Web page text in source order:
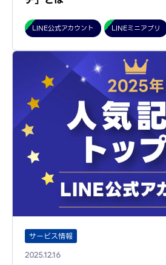
LINE公式アカウント LINEミニアプリ
サービス情報
2025.12.16